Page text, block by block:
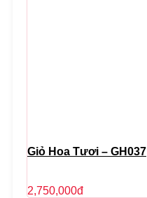
Giỏ Hoa Tươi – GH037
2,750,000đ